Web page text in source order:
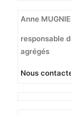
Anne
responsable
agrégés
Nous